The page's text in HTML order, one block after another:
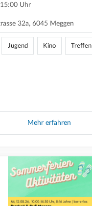
Uhr
32a, 6045 Meggen
Jugend Kino Treffen
Mehr erfahren